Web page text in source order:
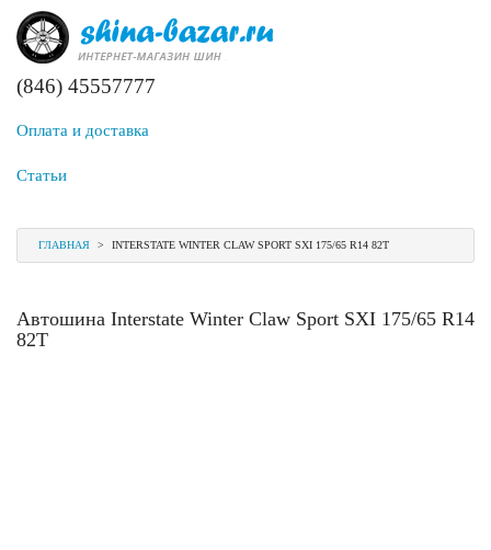
(846) 45557777
Оплата и доставка
Статьи
ГЛАВНАЯ > INTERSTATE WINTER CLAW SPORT SXI 175/65 R14 82T
Автошина Interstate Winter Claw Sport SXI 175/65 R14
82T